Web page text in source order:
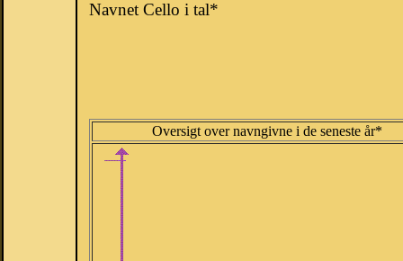
Navnet Cello i tal*
Oversigt over navngivne i de seneste år*